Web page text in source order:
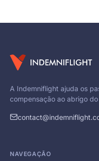
A Indemniflight ajuda os
compensação ao abrigo
NAVEGAÇÃO